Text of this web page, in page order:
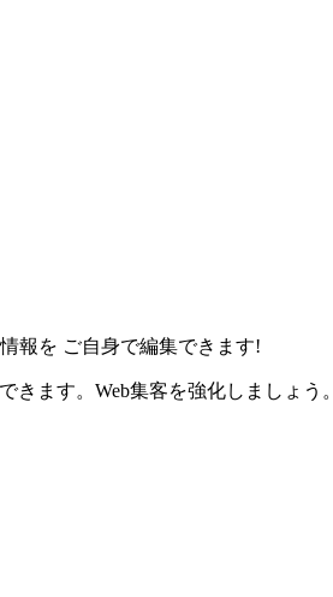
報を ご自身で編集できます!
ます。Web集客を強化しましょう。